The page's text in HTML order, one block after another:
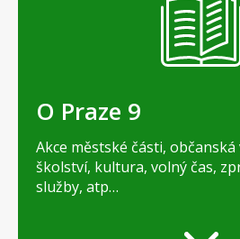
O Praze 9
Akce městské části,
školství, kultura, volný čas,
služby, atp…